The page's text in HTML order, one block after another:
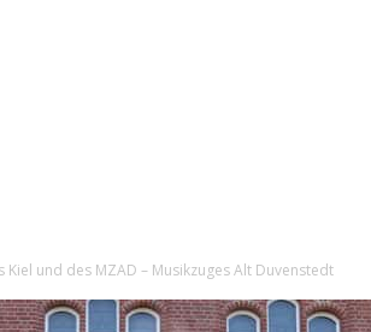
und des MZAD – Musikzuges Alt Duvenstedt